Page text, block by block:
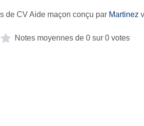
de CV Aide maçon conçu par Martinez
Notes moyennes de 0 sur 0 votes